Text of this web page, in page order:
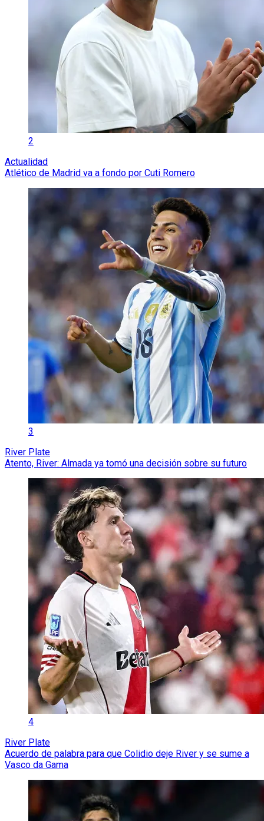
2
Actualidad
Atlético de Madrid va a fondo por Cuti Romero
3
River Plate
Atento, River: Almada ya tomó una decisión sobre su futuro
4
River Plate
Acuerdo de palabra para que Colidio deje River y se sume a
Vasco da Gama